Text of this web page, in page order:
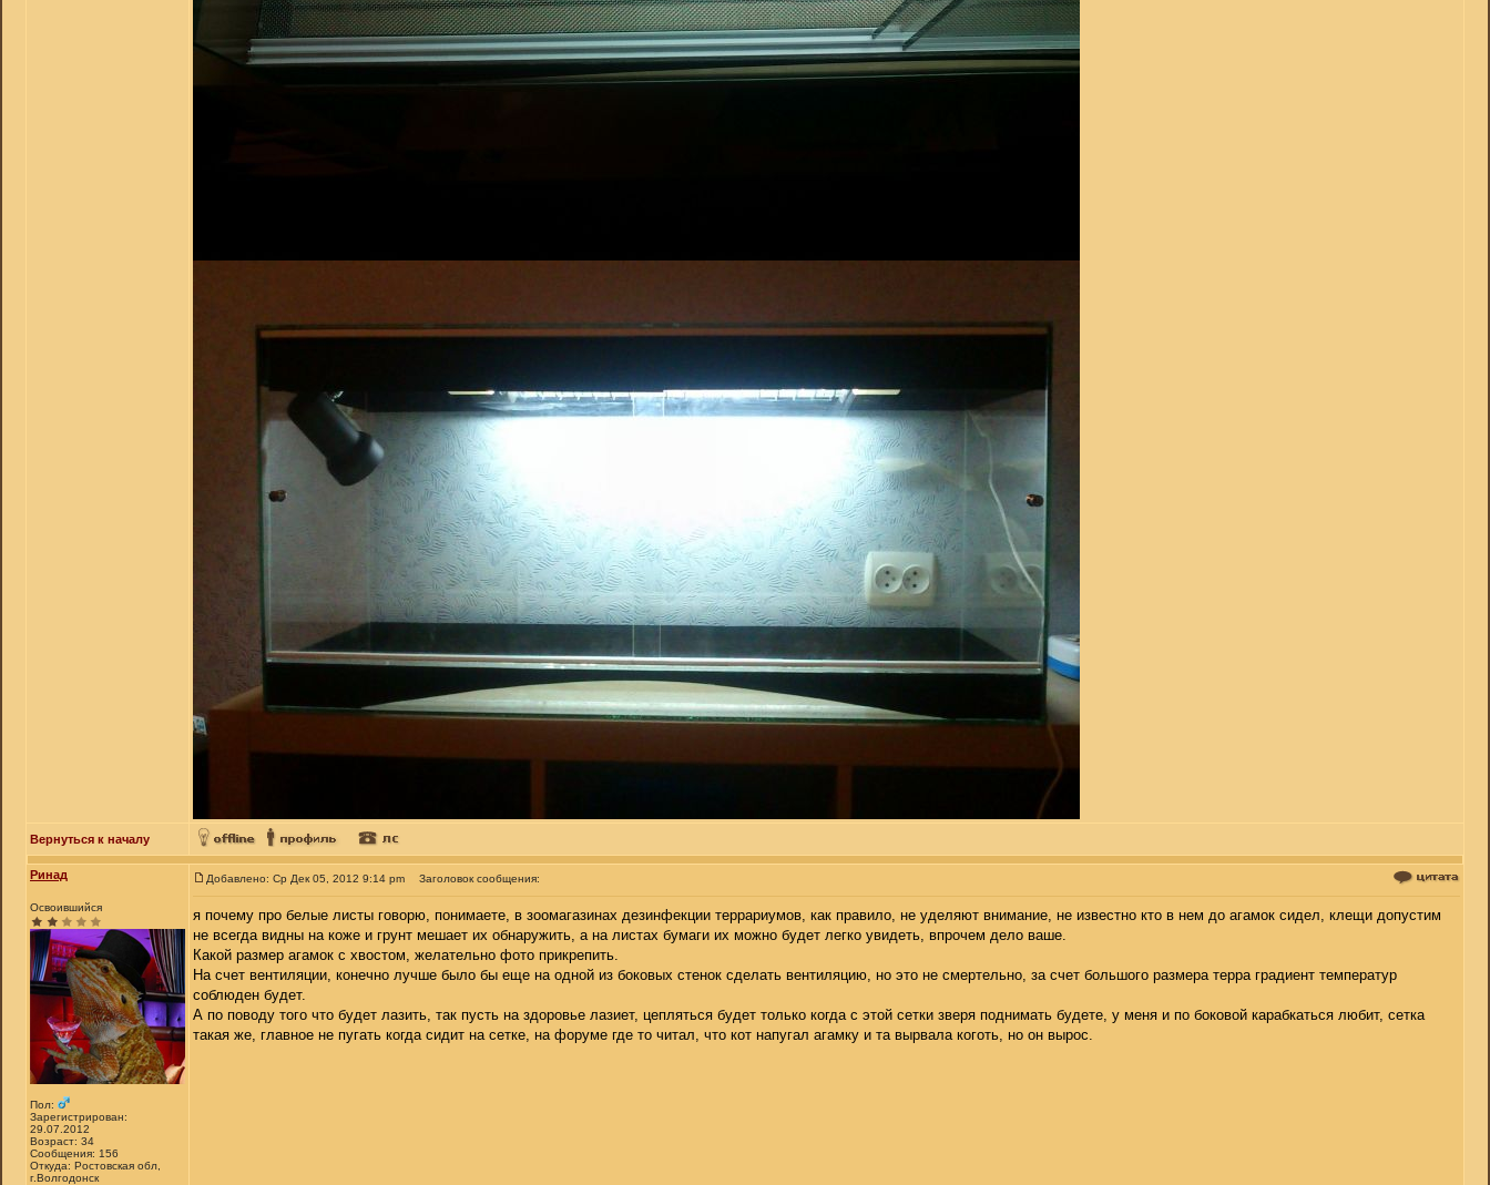
Вернуться к началу
Ринад
Освоившийся
Пол:
Зарегистрирован:
29.07.2012
Возраст: 34
Сообщения: 156
Откуда: Ростовская обл,
г.Волгодонск
Добавлено: Ср Дек 05, 2012 9:14 pm Заголовок сообщения:
я почему про белые листы говорю, понимаете, в зоомагазинах дезинфекции террариумов, как правило, не уделяют внимание, не известно кто в нем до агамок сидел, клещи допустим
не всегда видны на коже и грунт мешает их обнаружить, а на листах бумаги их можно будет легко увидеть, впрочем дело ваше.
Какой размер агамок с хвостом, желательно фото прикрепить.
На счет вентиляции, конечно лучше было бы еще на одной из боковых стенок сделать вентиляцию, но это не смертельно, за счет большого размера терра градиент температур
соблюден будет.
А по поводу того что будет лазить, так пусть на здоровье лазиет, цепляться будет только когда с этой сетки зверя поднимать будете, у меня и по боковой карабкаться любит, сетка
такая же, главное не пугать когда сидит на сетке, на форуме где то читал, что кот напугал агамку и та вырвала коготь, но он вырос.